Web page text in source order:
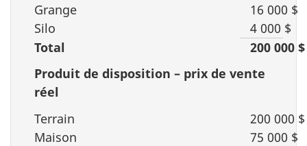
Grange
16 000 $
Silo
4 000 $
Total
200 000 $
Produit de disposition – prix de vente
réel
Terrain
200 000 $
Maison
75 000 $